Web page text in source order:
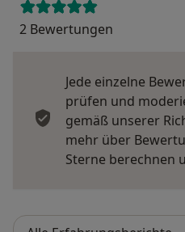
2 Bewertungen
Jede einzelne
prüfen und
gemäß unserer
mehr über
Sterne berechnen